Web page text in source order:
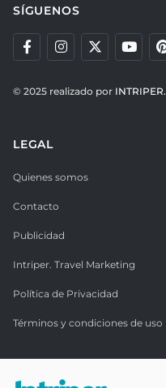
SÍGUENOS
© 2025 realizado por INTRIPER.
LEGAL
Quienes somos
Contacto
Publicidad
Intriper. Travel Marketing
Política de Privacidad
Términos y condiciones de uso